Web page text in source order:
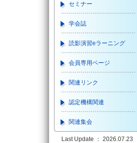
セミナー
学会誌
読影演習eラーニング
会員専用ページ
関連リンク
認定機構関連
関連集会
Last Update ： 2026.07.23